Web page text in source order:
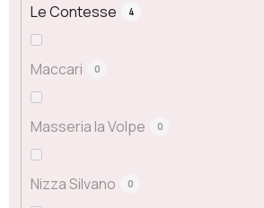
Le Contesse 4
Maccari 0
Masseria la Volpe 0
Nizza Silvano 0